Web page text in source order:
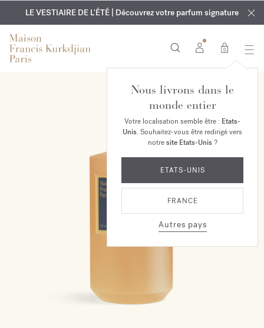
EXCLUSIF | Découvrez le nouveau parfum OUD
velvet mood
dans votre commande*
GRAVURE OFFERTE | Sur tous les parfums et huiles pour le
corps jusqu'au 9 août
LE VESTIAIRE DE L'ÉTÉ | Découvrez votre parfum signature
0
Nous livrons dans le
monde entier
Votre localisation semble être : Etats-
Unis. Souhaitez-vous être redirigé vers
notresite Etats-Unis?
ETATS-UNIS
FRANCE
Autres pays